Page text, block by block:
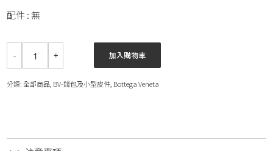
配件 : 無
加入購物車
分類:全部商品 BV-錢包及小型皮件 Bottega Veneta